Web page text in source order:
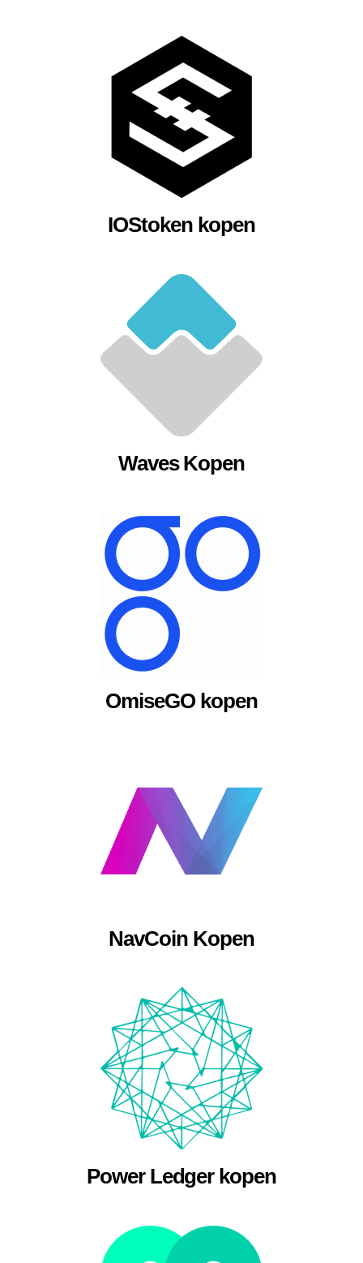
IOStoken kopen
Waves Kopen
OmiseGO kopen
NavCoin Kopen
Power Ledger kopen